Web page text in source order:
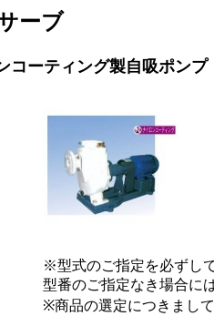
ーブ
コーティング製自吸ポンプ
※型式のご指定を必ずし
型番のご指定なき場合に
※商品の選定につきまし